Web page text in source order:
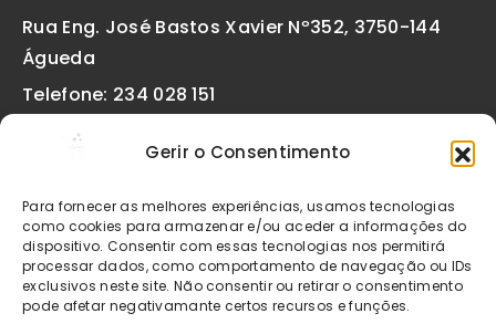
Gerir o Consentimento
Para fornecer as melhores experiências, usamos tecnologias
como cookies para armazenar e/ou aceder a informações do
dispositivo. Consentir com essas tecnologias nos permitirá
processar dados, como comportamento de navegação ou IDs
exclusivos neste site. Não consentir ou retirar o consentimento
pode afetar negativamante certos recursos e funções.
Rua Eng. José Bastos Xavier Nº352, 3750-144
Águeda
Telefone: 234 028 151
geral@etiquetas-online.pt
Os preços indicados incluem IVA à taxa legal em vigor. Todos
os artigos apresentados no site encontram-se sujeitos à
disponibilidade de stock após confirmação da encomenda. As